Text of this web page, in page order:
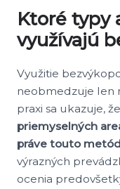
Ktoré typy
využívajú
Využitie
neobmedzuje len
praxi sa ukazuje, že
priemyselných
práve touto
výrazných
ocenia